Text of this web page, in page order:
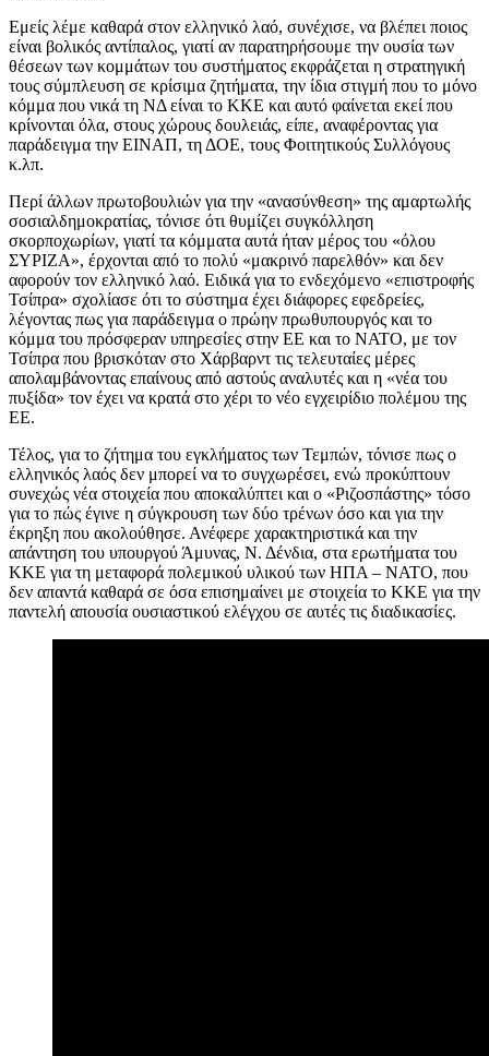
Εμείς λέμε καθαρά στον ελληνικό λαό, συνέχισε, να βλέπει ποιος
είναι βολικός αντίπαλος, γιατί αν παρατηρήσουμε την ουσία των
θέσεων των κομμάτων του συστήματος εκφράζεται η στρατηγική
τους σύμπλευση σε κρίσιμα ζητήματα, την ίδια στιγμή που το μόνο
κόμμα που νικά τη ΝΔ είναι το ΚΚΕ και αυτό φαίνεται εκεί που
κρίνονται όλα, στους χώρους δουλειάς, είπε, αναφέροντας για
παράδειγμα την ΕΙΝΑΠ, τη ΔΟΕ, τους Φοιτητικούς Συλλόγους
κ.λπ.
Περί άλλων πρωτοβουλιών για την «ανασύνθεση» της αμαρτωλής
σοσιαλδημοκρατίας, τόνισε ότι θυμίζει συγκόλληση
σκορποχωρίων, γιατί τα κόμματα αυτά ήταν μέρος του «όλου
ΣΥΡΙΖΑ», έρχονται από το πολύ «μακρινό παρελθόν» και δεν
αφορούν τον ελληνικό λαό. Ειδικά για το ενδεχόμενο «επιστροφής
Τσίπρα» σχολίασε ότι το σύστημα έχει διάφορες εφεδρείες,
λέγοντας πως για παράδειγμα ο πρώην πρωθυπουργός και το
κόμμα του πρόσφεραν υπηρεσίες στην ΕΕ και το ΝΑΤΟ, με τον
Τσίπρα που βρισκόταν στο Χάρβαρντ τις τελευταίες μέρες
απολαμβάνοντας επαίνους από αστούς αναλυτές και η «νέα του
πυξίδα» τον έχει να κρατά στο χέρι το νέο εγχειρίδιο πολέμου της
ΕΕ.
Τέλος, για το ζήτημα του εγκλήματος των Τεμπών, τόνισε πως ο
ελληνικός λαός δεν μπορεί να το συγχωρέσει, ενώ προκύπτουν
συνεχώς νέα στοιχεία που αποκαλύπτει και ο «Ριζοσπάστης» τόσο
για το πώς έγινε η σύγκρουση των δύο τρένων όσο και για την
έκρηξη που ακολούθησε. Ανέφερε χαρακτηριστικά και την
απάντηση του υπουργού Άμυνας, Ν. Δένδια, στα ερωτήματα του
ΚΚΕ για τη μεταφορά πολεμικού υλικού των ΗΠΑ – ΝΑΤΟ, που
δεν απαντά καθαρά σε όσα επισημαίνει με στοιχεία το ΚΚΕ για την
παντελή απουσία ουσιαστικού ελέγχου σε αυτές τις διαδικασίες.